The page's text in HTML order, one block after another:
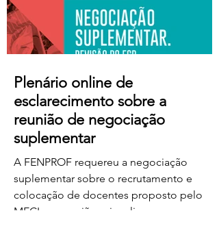
Plenário online de
esclarecimento sobre a
reunião de negociação
suplementar
A FENPROF requereu a negociação
suplementar sobre o recrutamento e
colocação de docentes proposto pelo
MECI e a reunião vai realizar-se na